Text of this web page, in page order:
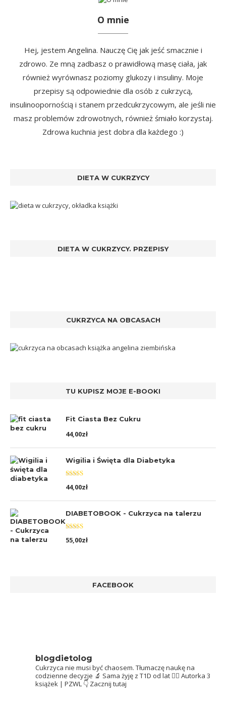
O mnie
Hej, jestem Angelina. Nauczę Cię jak jeść smacznie i
zdrowo. Ze mną zadbasz o prawidłową masę ciała, jak
również wyrównasz poziomy glukozy i insuliny. Moje
przepisy są odpowiednie dla osób z cukrzycą,
insulinoopornością i stanem przedcukrzycowym, ale jeśli nie
masz problemów zdrowotnych, również śmiało korzystaj.
Zdrowa kuchnia jest dobra dla każdego :)
DIETA W CUKRZYCY
DIETA W CUKRZYCY. PRZEPISY
CUKRZYCA NA OBCASACH
TU KUPISZ MOJE E-BOOKI
Fit Ciasta Bez Cukru
44,00zł
Wigilia i Święta dla Diabetyka
Oceniono
5.00na 5
44,00zł
DIABETOBOOK - Cukrzyca na talerzu
Oceniono
5.00na 5
55,00zł
FACEBOOK
blogdietolog
Cukrzyca nie musi być chaosem. Tłumaczę naukę na
codzienne decyzje 🔬 Sama żyję z T1D od lat 👩‍⚕️ Autorka 3
książek | PZWL 👇 Zacznij tutaj